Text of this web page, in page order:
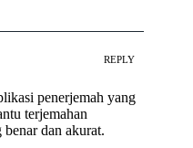
REPLY
penerjemah yang
terjemahan
dan akurat.